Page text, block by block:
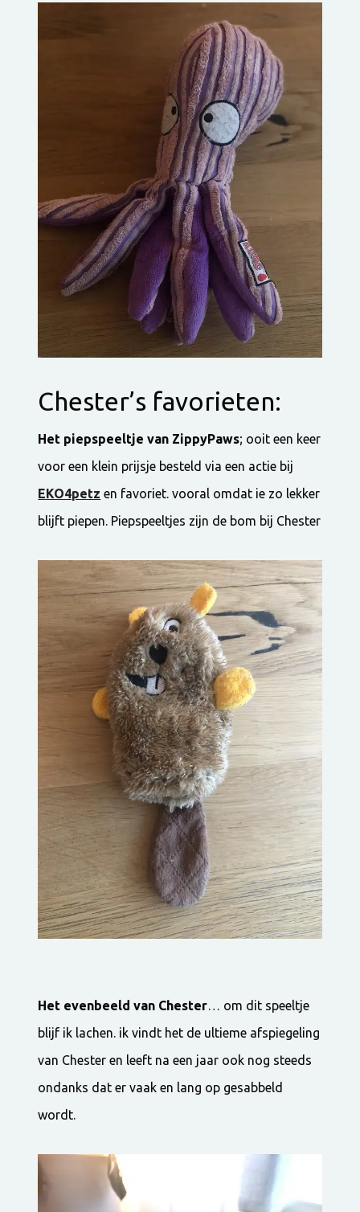
Chester’s favorieten:
Het piepspeeltje van ZippyPaws; ooit een keer
voor een klein prijsje besteld via een actie bij
EKO4petz en favoriet. vooral omdat ie zo lekker
blijft piepen. Piepspeeltjes zijn de bom bij Chester
Het evenbeeld van Chester… om dit speeltje
blijf ik lachen. ik vindt het de ultieme afspiegeling
van Chester en leeft na een jaar ook nog steeds
ondanks dat er vaak en lang op gesabbeld
wordt.